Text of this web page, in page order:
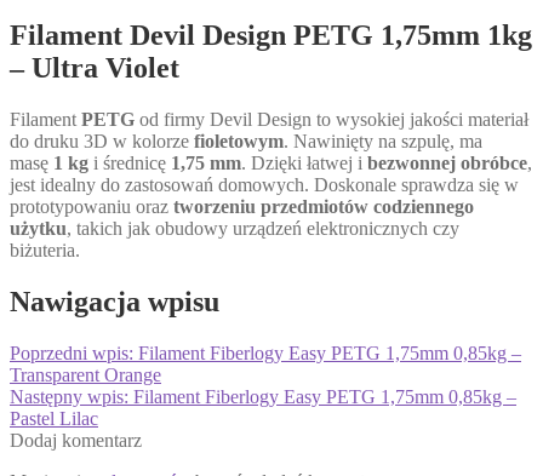
Filament Devil Design PETG 1,75mm 1kg
– Ultra Violet
Filament PETG od firmy Devil Design to wysokiej jakości materiał
do druku 3D w kolorze fioletowym. Nawinięty na szpulę, ma
masę 1 kg i średnicę 1,75 mm. Dzięki łatwej i bezwonnej obróbce,
jest idealny do zastosowań domowych. Doskonale sprawdza się w
prototypowaniu oraz tworzeniu przedmiotów codziennego
użytku, takich jak obudowy urządzeń elektronicznych czy
biżuteria.
Nawigacja wpisu
Poprzedni wpis: Filament Fiberlogy Easy PETG 1,75mm 0,85kg –
Transparent Orange
Następny wpis: Filament Fiberlogy Easy PETG 1,75mm 0,85kg –
Pastel Lilac
Dodaj komentarz